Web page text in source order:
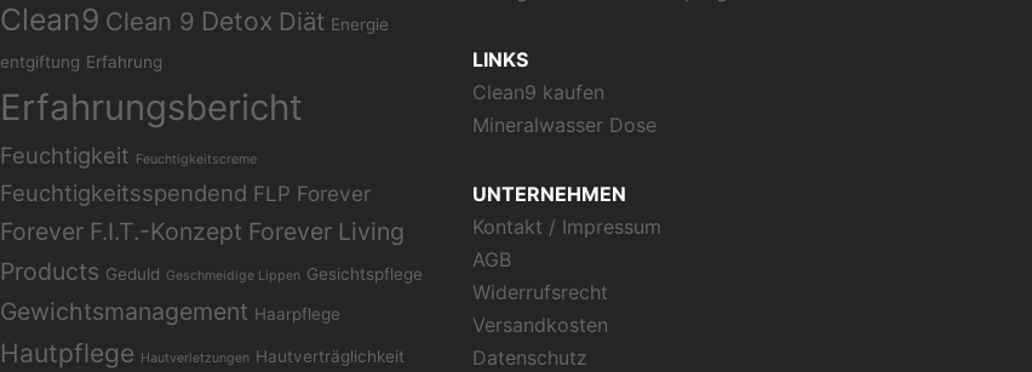
Clean9 Clean 9 Detox Diät Energie
entgiftung Erfahrung
Erfahrungsbericht
Feuchtigkeit Feuchtigkeitscreme
Feuchtigkeitsspendend FLP Forever
Forever F.I.T.-Konzept Forever Living
Products Geduld Geschmeidige Lippen Gesichtspflege
Gewichtsmanagement Haarpflege
Hautpflege Hautverletzungen Hautverträglichkeit
LINKS
Clean9 kaufen
Mineralwasser Dose
UNTERNEHMEN
Kontakt / Impressum
AGB
Widerrufsrecht
Versandkosten
Datenschutz